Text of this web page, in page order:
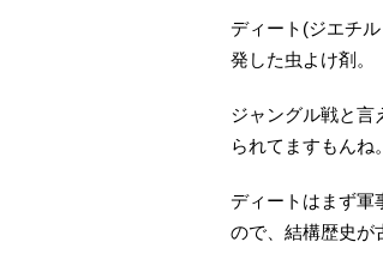
ディート(ジエチ
発した虫よけ剤。
ジャングル戦と言
られてますもんね。
ディートはまず軍
ので、結構歴史が